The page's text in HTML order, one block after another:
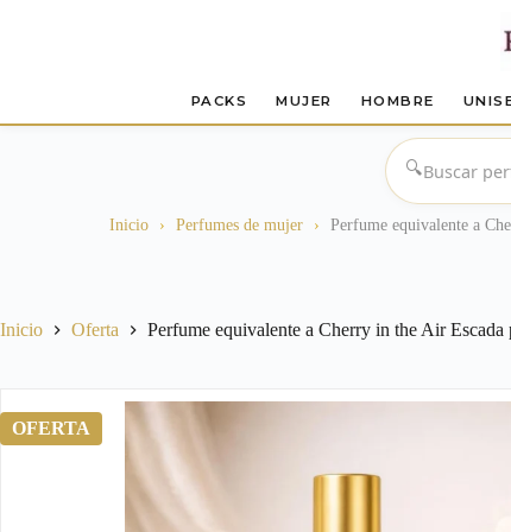
PACKS MUJER HOMBRE
🔍
Inicio › Perfumes de mujer › Perfume equivalente a
Inicio Oferta Perfume equivalente a Cherry in the Air Escada
OFERTA